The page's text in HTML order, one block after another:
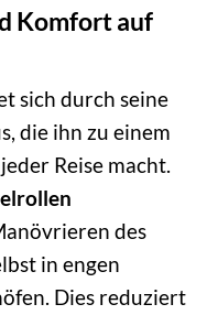
Komfort auf
sich durch seine
die ihn zu einem
Reise macht.
des
in engen
Dies reduziert